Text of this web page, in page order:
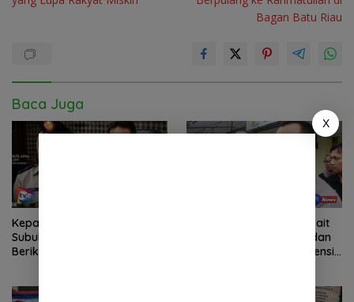
Bagan Batu Riau
Baca Juga
Kepala BPN Kota
Subulussalam Diminta
Berikan Penjelasan
Kepastian
Laporan Wartawan Terkait
Dugaan Pengancaman dan
Pelarangan Liputan Diatensi
X